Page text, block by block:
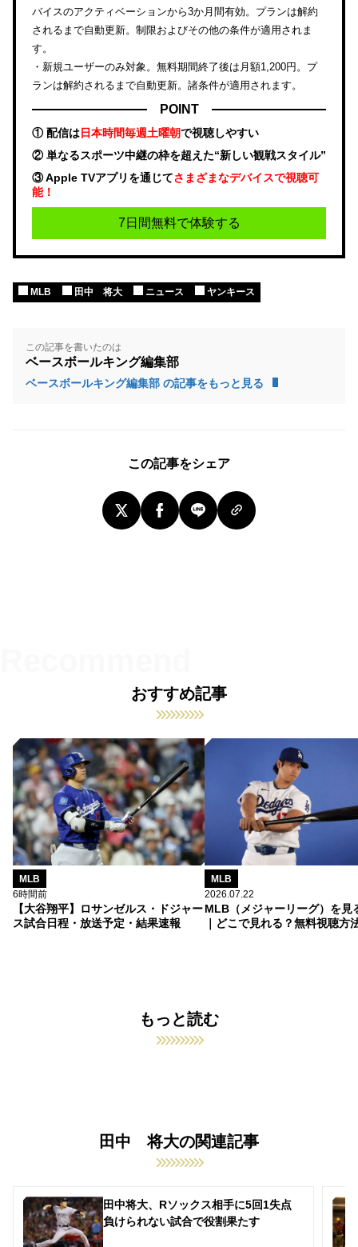
バイスのアクティベーションから3か月間有効。プランは解約
されるまで自動更新。制限およびその他の条件が適用されま
す。
・新規ユーザーのみ対象。無料期間終了後は月額1,200円。プ
ランは解約されるまで自動更新。諸条件が適用されます。
POINT
① 配信は日本時間毎週土曜朝で視聴しやすい
② 単なるスポーツ中継の枠を超えた“新しい観戦スタイル”
③ Apple TVアプリを通じてさまざまなデバイスで視聴可
能！
7日間無料で体験する
MLB 田中 将大 ニュース ヤンキース
この記事を書いたのは
ベースボールキング編集部
ベースボールキング編集部 の記事をもっと見る
この記事をシェア
おすすめ記事
MLB
6時間前
【大谷翔平】ロサンゼルス・ドジャー
ス試合日程・放送予定・結果速報
MLB
2026.07.22
MLB（メジャーリーグ）を見
｜どこで見れる？無料視聴方
もっと読む
田中 将大の関連記事
田中将大、Rソックス相手に5回1失点
負けられない試合で役割果たす